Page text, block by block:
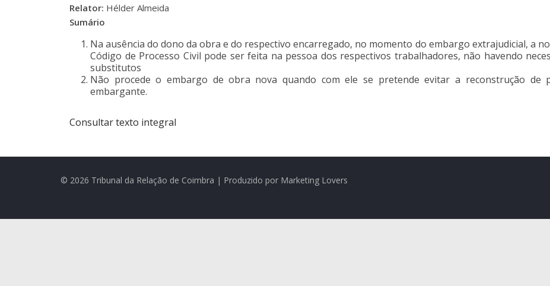
Relator: Hélder Almeida
Sumário
Na ausência do dono da obra e do respectivo encarregado, no momento do embargo extrajudicial, a
Código de Processo Civil pode ser feita na pessoa dos respectivos trabalhadores, não havendo
substitutos
Não procede o embargo de obra nova quando com ele se pretende evitar a reconstrução de
embargante.
Consultar texto integral
© 2026 Tribunal da Relação de Coimbra | Produzido por Marketing Lovers